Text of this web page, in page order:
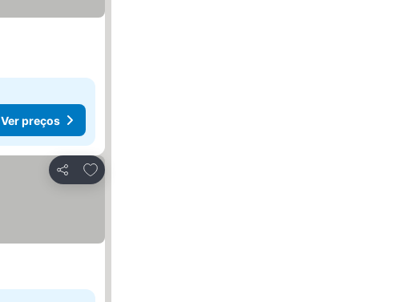
Ver preços
Partilhar
Adicionar aos favoritos